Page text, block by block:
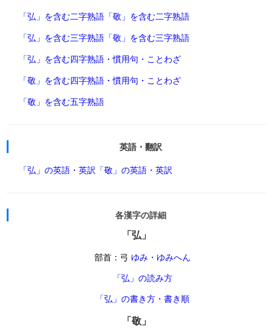
「弘」を含む二字熟語 「敬」を含む二字熟語
「弘」を含む三字熟語 「敬」を含む三字熟語
「弘」を含む四字熟語・慣用句・ことわざ
「敬」を含む四字熟語・慣用句・ことわざ
「敬」を含む五字熟語
英語・翻訳
「弘」の英語・英訳 「敬」の英語・英訳
各漢字の詳細
「弘」
部首：弓 ゆみ・ゆみへん
「弘」の読み方
「弘」の書き方・書き順
「敬」